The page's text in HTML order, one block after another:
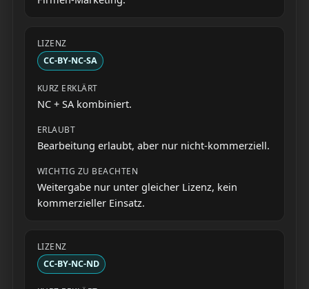
CC-BY-NC-SA
NC + SA kombiniert.
Bearbeitung erlaubt, aber nur nicht-kommerziell.
Weitergabe nur unter gleicher Lizenz, kein
kommerzieller Einsatz.
CC-BY-NC-ND